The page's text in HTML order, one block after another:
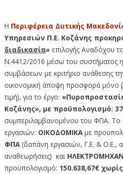
Η Περιφέρεια Δυτικής
Υπηρεσιών Π.Ε. Κοζάνης
διαδικασία»επιλογής Αναδόχου
Ν.4412/2016 μέσω του συστήματος
συμβάσεων με κριτήριο ανάθεσης
οικονομική άποψη προσφορά μόνο
τιμή), για το έργο:
Κοζάνης», με προϋπολογισμό:
συμπεριλαμβανομένου του ΦΠΑ. Το
εργασιών: ΟΙΚΟΔΟΜΙΚΑμε
ΦΠΑ(δαπάνη εργασιών, Γ.Ε. & Ο.Ε.,
αναθεωρήσεις) και
προϋπολογισμό: 150.638,67€